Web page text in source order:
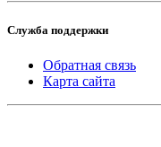
Служба поддержки
Обратная связь
Карта сайта